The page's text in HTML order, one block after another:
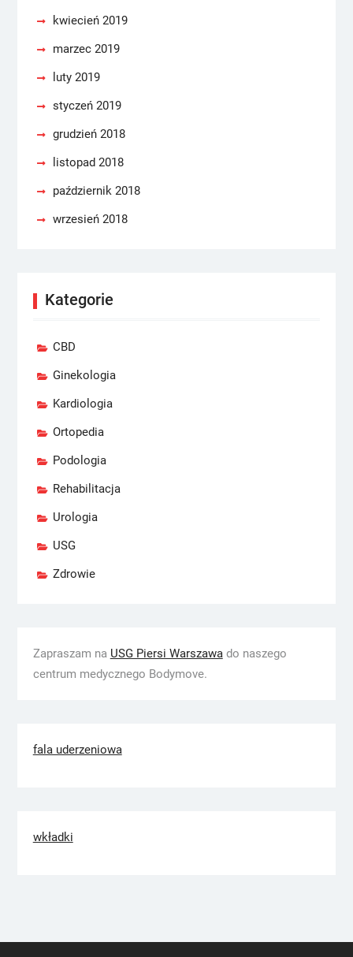
kwiecień 2019
marzec 2019
luty 2019
styczeń 2019
grudzień 2018
listopad 2018
październik 2018
wrzesień 2018
Kategorie
CBD
Ginekologia
Kardiologia
Ortopedia
Podologia
Rehabilitacja
Urologia
USG
Zdrowie
Zapraszam na USG Piersi Warszawado naszego
centrum medycznego Bodymove.
fala uderzeniowa
wkładki